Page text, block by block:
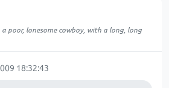
poor, lonesome cowboy, with a long, long
18:32:43